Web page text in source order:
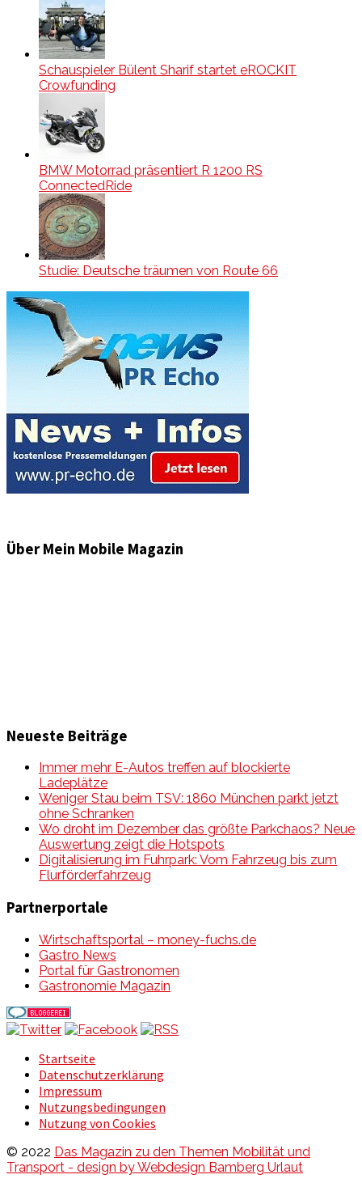
Schauspieler Bülent Sharif startet eROCKIT
Crowfunding
BMW Motorrad präsentiert R 1200 RS
ConnectedRide
Studie: Deutsche träumen von Route 66
Über Mein Mobile Magazin
Neueste Beiträge
Immer mehr E-Autos treffen auf blockierte
Ladeplätze
Weniger Stau beim TSV: 1860 München parkt jetzt
ohne Schranken
Wo droht im Dezember das größte Parkchaos? Neue
Auswertung zeigt die Hotspots
Digitalisierung im Fuhrpark: Vom Fahrzeug bis zum
Flurförderfahrzeug
Partnerportale
Wirtschaftsportal – money-fuchs.de
Gastro News
Portal für Gastronomen
Gastronomie Magazin
Startseite
Datenschutzerklärung
Impressum
Nutzungsbedingungen
Nutzung von Cookies
© 2022 Das Magazin zu den Themen Mobilität und
Transport - design by Webdesign Bamberg Urlaut